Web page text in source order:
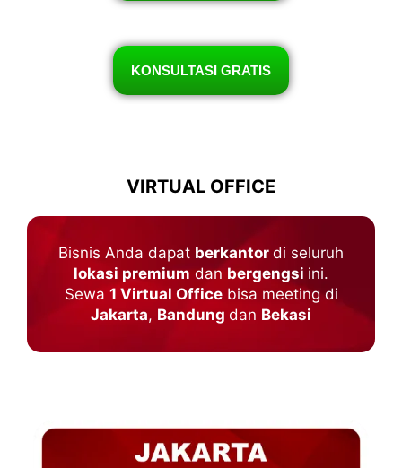
KONSULTASI GRATIS
VIRTUAL OFFICE
Bisnis Anda dapat berkantor di seluruh
lokasi premium dan bergengsi ini.
Sewa 1 Virtual Officebisa meeting di
Jakarta, Bandung dan Bekasi